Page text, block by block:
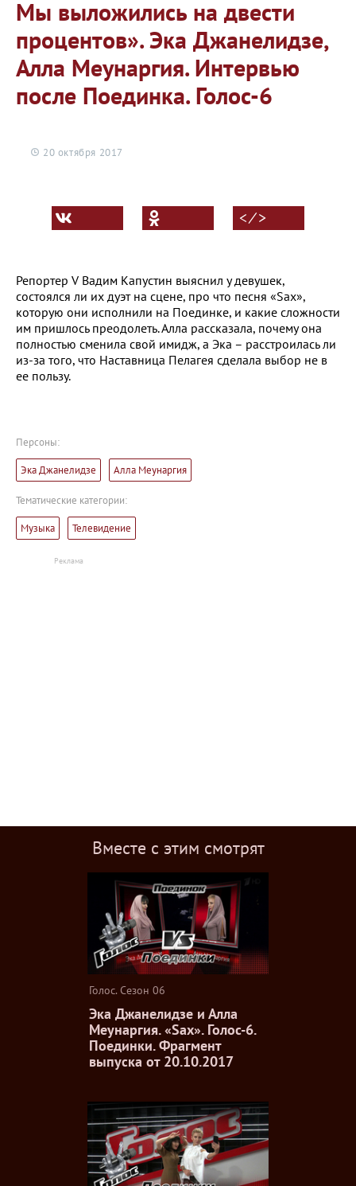
Мы выложились на двести
процентов». Эка Джанелидзе,
Алла Меунаргия. Интервью
после Поединка. Голос-6
20 октября 2017
< ⁄ >
Репортер V Вадим Капустин выяснил у девушек,
состоялся ли их дуэт на сцене, про что песня «Sax»,
которую они исполнили на Поединке, и какие сложности
им пришлось преодолеть. Алла рассказала, почему она
полностью сменила свой имидж, а Эка – расстроилась ли
из-за того, что Наставница Пелагея сделала выбор не в
ее пользу.
Персоны:
Эка Джанелидзе Алла Меунаргия
Тематические категории:
Музыка Телевидение
Вместе с этим смотрят
Голос. Сезон 06
Эка Джанелидзе и Алла
Меунаргия. «Sax». Голос-6.
Поединки. Фрагмент
выпуска от 20.10.2017